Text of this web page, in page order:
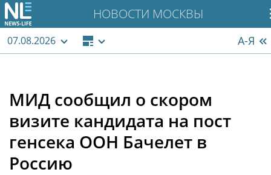
НОВОСТИ МОСКВЫ
07.08.2026 А-Я
МИД сообщил о скором
визите кандидата на пост
генсека ООН Бачелет в
Россию